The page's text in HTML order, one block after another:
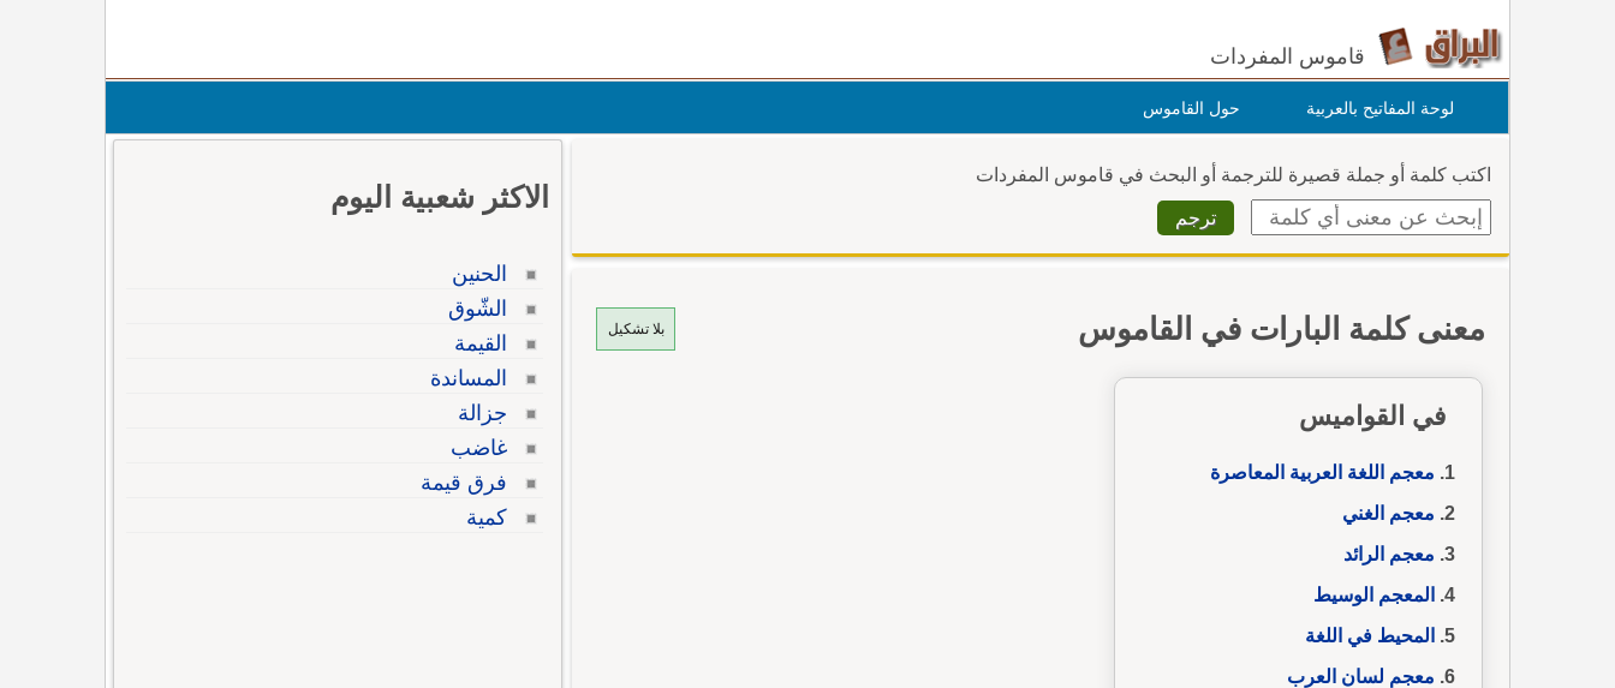
قاموس المفردات
لوحة المفاتيح بالعربية حول القاموس
اكتب كلمة أو جملة قصيرة للترجمة أو البحث في قاموس المفردات
بلا تشكيل معنى كلمة البارات في القاموس
في القواميس
معجم اللغة العربية المعاصرة
معجم الغني
معجم الرائد
المعجم الوسيط
المحيط في اللغة
معجم لسان العرب
الاكثر شعبية اليوم
الحنين
الشّوق
القيمة
المساندة
جزالة
غاضب
فرق قيمة
كمية